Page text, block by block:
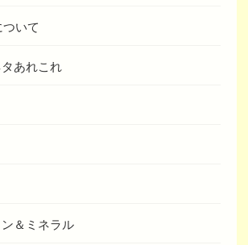
いて
あれこれ
＆ミネラル